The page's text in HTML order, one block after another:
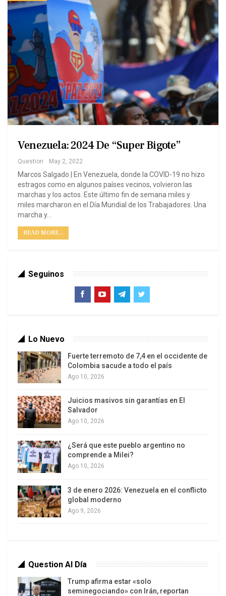
Venezuela: 2024 De “Super Bigote”
Question May 2, 2022
Marcos Salgado | En Venezuela, donde la COVID-19 no hizo
estragos como en algunos países vecinos, volvieron las
marchas y los actos. Este último fin de semana miles y
miles marcharon en el Día Mundial de los Trabajadores. Una
marcha y…
READ MORE...
Seguinos
Lo Nuevo
Fuerte terremoto de 7,4 en el occidente de
Colombia sacude a todo el país
Ago 10, 2026
Juicios masivos sin garantías en El
Salvador
Ago 10, 2026
¿Será que este pueblo argentino no
comprende a Milei?
Ago 10, 2026
3 de enero 2026: Venezuela en el conflicto
global moderno
Ago 9, 2026
Question Al Día
Trump afirma estar «solo
seminegociando» con Irán, reportan